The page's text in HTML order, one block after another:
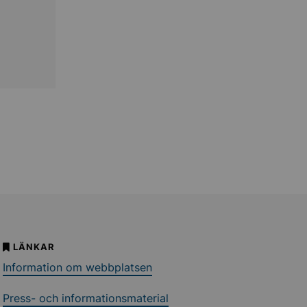
LÄNKAR
Information om webbplatsen
Press- och informationsmaterial